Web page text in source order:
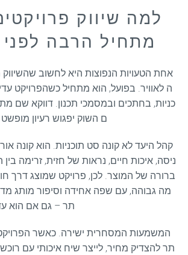
למה שיווק
מתחיל הרבה לפני
אחת הטעויות הנפוצות היא לחשוב שהשיווק
ה לאוויר. בפועל, הוא מתחיל כשהפרויקט
כניות, בחתכים ובמסמכי תכנון. דווקא שם
ם השוק יפגוש רעיון
קהל היעד לא קונה סט תוכניות. הוא קונה
ברורה של המוצר. לכן, פרויקט שמוצג דרך
מה גבוהה, עם שפה אחידה וסיפור מותג
תר – גם אם הוא
המשמעות המסחרית ישירה. כאשר
תר להצדיק מחיר, לייצר שיח איכותי עם